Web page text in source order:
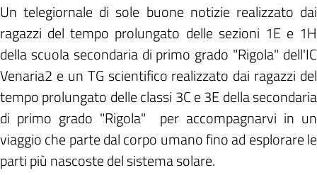
Un telegiornale di sole buone notizie realizzato dai
ragazzi del tempo prolungato delle sezioni 1E e 1H
della scuola secondaria di primo grado "Rigola" dell'IC
Venaria2 e un TG scientifico realizzato dai ragazzi del
tempo prolungato delle classi 3C e 3E della secondaria
di primo grado "Rigola" per accompagnarvi in un
viaggio che parte dal corpo umano fino ad esplorare le
parti più nascoste del sistema solare.